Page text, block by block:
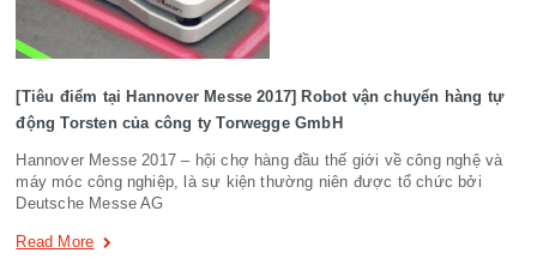
[Tiêu điểm tại Hannover Messe 2017] Robot vận chuyển hàng tự
động Torsten của công ty Torwegge GmbH
Hannover Messe 2017 – hội chợ hàng đầu thế giới về công nghệ và
máy móc công nghiệp, là sự kiện thường niên được tổ chức bởi
Deutsche Messe AG
Read More